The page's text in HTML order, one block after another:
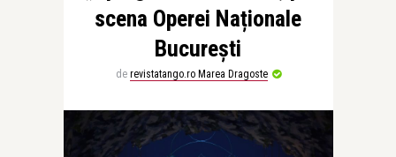
scena Operei Naționale
București
de revistatango.ro Marea Dragoste